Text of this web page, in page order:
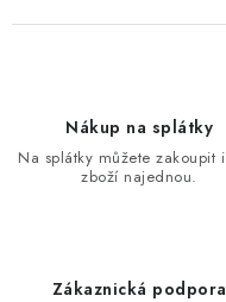
Nákup na splátky
Na splátky můžete zakoupit
zboží najednou.
Zákaznická podpora